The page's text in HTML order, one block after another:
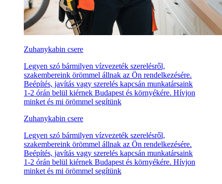
Zuhanykabin csere
Legyen szó bármilyen vízvezeték szerelésről,
szakembereink örömmel állnak az Ön rendelkezésére.
Beépítés, javítás vagy szerelés kapcsán munkatársaink
1-2 órán belül kiérnek Budapest és környékére. Hívjon
minket és mi örömmel segítünk
Zuhanykabin csere
Legyen szó bármilyen vízvezeték szerelésről,
szakembereink örömmel állnak az Ön rendelkezésére.
Beépítés, javítás vagy szerelés kapcsán munkatársaink
1-2 órán belül kiérnek Budapest és környékére. Hívjon
minket és mi örömmel segítünk